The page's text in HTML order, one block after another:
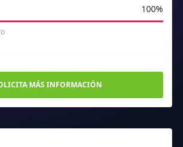
100%
MÁS INFORMACIÓN